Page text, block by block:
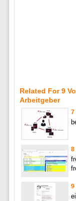
Related For 9
Arbeitgeber
7
8
9